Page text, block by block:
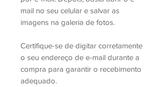
mail no seu celular e salvar as
imagens na galeria de fotos.
Certifique-se de digitar corretamente
o seu endereço de e-mail durante a
compra para garantir o recebimento
adequado.